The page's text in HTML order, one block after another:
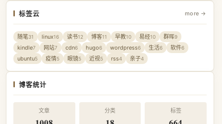
标签云 more →
随笔31 linux16 读书12 博客11 早教10 易经10 群晖9
kindle7 网站7 cdn6 hugo6 wordpress6 生活6 软件6
ubuntu5 疫情5 眼镜5 近视5 rss4 亲子4
博客统计
文章 分类 标签